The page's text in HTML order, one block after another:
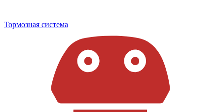
Тормозная система